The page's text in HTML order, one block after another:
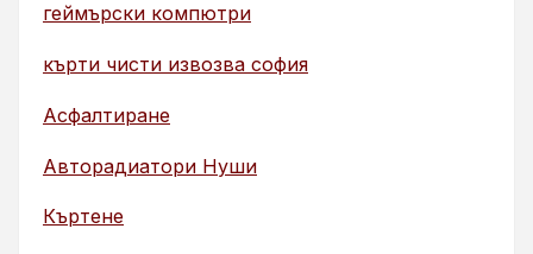
геймърски компютри
кърти чисти извозва софия
Асфалтиране
Авторадиатори Нуши
Къртене